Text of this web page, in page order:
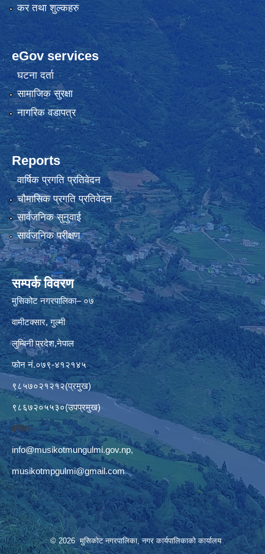
कर तथा शुल्कहरु
eGov services
घटना दर्ता
सामाजिक सुरक्षा
नागरिक वडापत्र
Reports
वार्षिक प्रगति प्रतिवेदन
चौमासिक प्रगति प्रतिवेदन
सार्वजनिक सुनुवाई
सार्वजनिक परीक्षण
सम्पर्क विवरण
मुसिकोट नगरपालिका– ०७
वामीटक्सार, गुल्मी
लुम्बिनी प्रदेश,नेपाल
फोन नं.०७९-४१२१४५
९८५७०२१२१२(प्रमुख)
९८६७२०५५३०(उपप्रमुख)
इमेलः–
info@musikotmungulmi.gov.np,
musikotmpgulmi@gmail.com
© 2026 मुसिकोट नगरपालिका, नगर कार्यपालिकाकाे कार्यालय